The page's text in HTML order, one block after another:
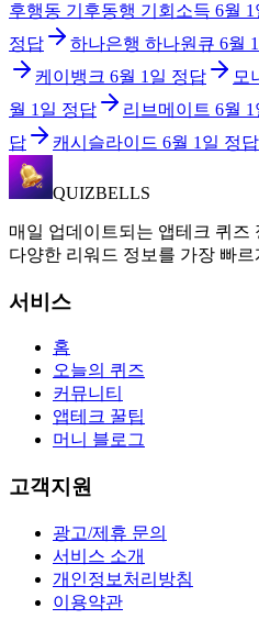
후행동 기후동행 기회소득 6월 1
정답
하나은행 하나원큐 6월
케이뱅크 6월 1일 정답 모
월 1일 정답 리브메이트 6월 1
답
캐시슬라이드 6월 1일 정답
QUIZBELLS
매일 업데이트되는 앱테크 퀴즈
다양한 리워드 정보를 가장 빠
서비스
홈
오늘의 퀴즈
커뮤니티
앱테크 꿀팁
머니 블로그
고객지원
광고/제휴 문의
서비스 소개
개인정보처리방침
이용약관